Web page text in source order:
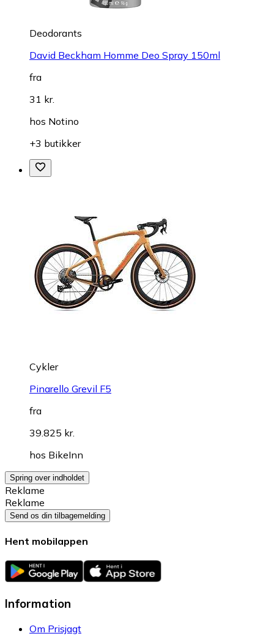
Deodorants
David Beckham Homme Deo Spray 150ml
fra
31 kr.
hos Notino
+3 butikker
Cykler
Pinarello Grevil F5
fra
39.825 kr.
hos BikeInn
Spring over indholdet
Reklame
Reklame
Send os din tilbagemelding
Hent mobilappen
Information
Om Prisjagt